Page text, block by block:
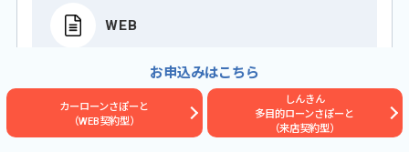
WEB
来店予約サービス
フォームより希望日、希望店舗などをご入力くださ
い。
お申込みはこちら
カーローンさぽーと
（WEB契約型）
しんきん
多目的ローンさぽーと
（来店契約型）